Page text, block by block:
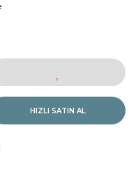
HIZLI SATIN AL